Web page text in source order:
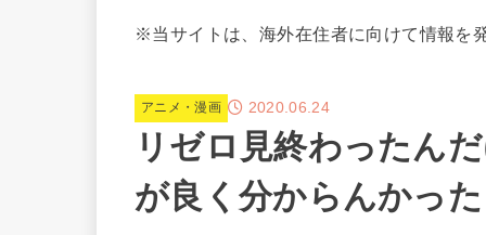
※当サイトは、海外在住者に向けて情報を
アニメ・漫画 2020.06.24
リゼロ見終わったん
が良く分からんかった